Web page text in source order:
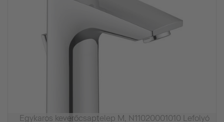
Egykaros keverőcsaptelep M, N11020001010 Lefolyó